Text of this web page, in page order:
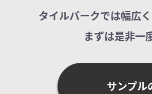
タイルパークでは幅広
まずは是非一
サンプル